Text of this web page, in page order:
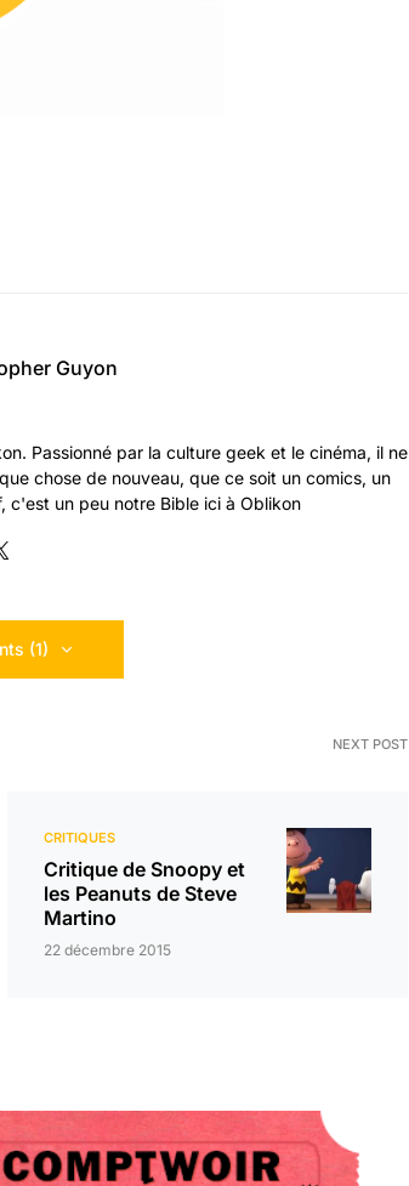
Guyon
Passionné par la culture geek et le cinéma, il ne
chose de nouveau, que ce soit un comics, un
c'est un peu notre Bible ici à Oblikon
(1)
NEXT POST
CRITIQUES
Critique de Snoopy et
les Peanuts de Steve
Martino
22 décembre 2015